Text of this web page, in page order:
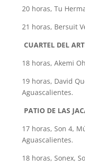
20 horas, Tu
21 horas, Bersuit
CUARTEL DEL
18 horas, Akemi
19 horas, David
Aguascalientes.
PATIO DE LAS
17 horas, Son 4,
Aguascalientes.
18 horas, Sonex,